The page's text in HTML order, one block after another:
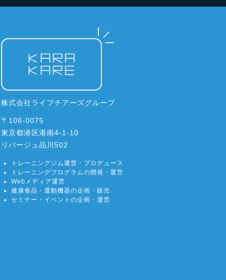
株式会社ライフチアーズグループ
〒108-0075
東京都港区港南4-1-10
リバージュ品川502
トレーニングジム運営・プロデュース
トレーニングプログラムの開発・運営
Webメディア運営
健康食品・運動機器の企画・販売
セミナー・イベントの企画・運営